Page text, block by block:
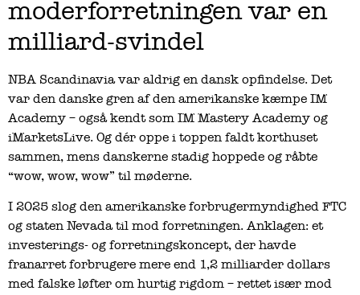
moderforretningen var en
milliard-svindel
NBA Scandinavia var aldrig en dansk opfindelse. Det
var den danske gren af den amerikanske kæmpe IM
Academy – også kendt som IM Mastery Academy og
iMarketsLive. Og dér oppe i toppen faldt korthuset
sammen, mens danskerne stadig hoppede og råbte
“wow, wow, wow” til møderne.
I 2025 slog den amerikanske forbrugermyndighed FTC
og staten Nevada til mod forretningen. Anklagen: et
investerings- og forretningskoncept, der havde
franarret forbrugere mere end 1,2 milliarder dollars
med falske løfter om hurtig rigdom – rettet især mod